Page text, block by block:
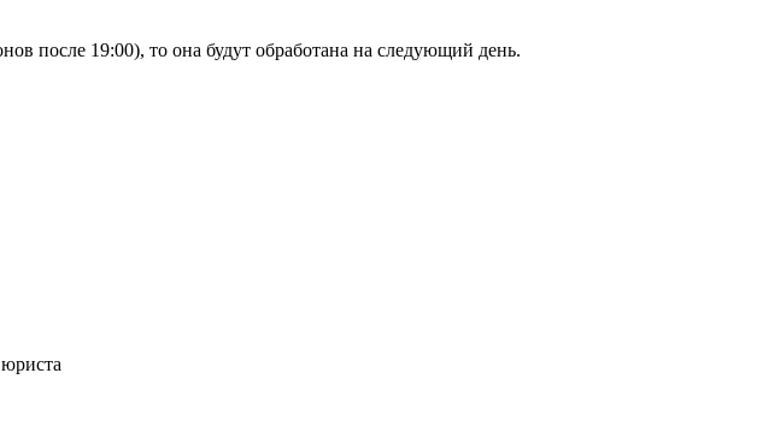
после 19:00), то она будут обработана на следующий день.